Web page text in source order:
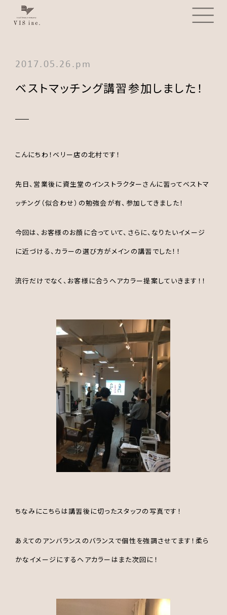
2017.05.26.pm
ベストマッチング講習参加しました！
こんにちわ！ベリー店の北村です！
先日、営業後に資生堂のインストラクターさんに習ってベストマ
ッチング（似合わせ）の勉強会が有、参加してきました！
今回は、お客様のお顔に合っていて、さらに、なりたいイメージ
に近づける、カラーの選び方がメインの講習でした！！
流行だけでなく、お客様に合うヘアカラー提案していきます！！
ちなみにこちらは講習後に切ったスタッフの写真です！
あえてのアンバランスのバランスで個性を強調させてます！柔ら
かなイメージにするヘアカラーはまた次回に！